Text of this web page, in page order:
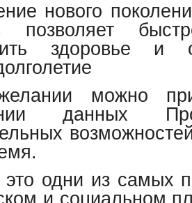
нового
позволяет
здоровье и
можно
данных
одни из самых
и социальном